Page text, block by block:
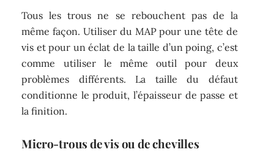
Tous les trous ne se rebouchent pas de la
même façon. Utiliser du MAP pour une tête de
vis et pour un éclat de la taille d’un poing, c’est
comme utiliser le même outil pour deux
problèmes différents. La taille du défaut
conditionne le produit, l’épaisseur de passe et
la finition.
Micro-trous de vis ou de chevilles